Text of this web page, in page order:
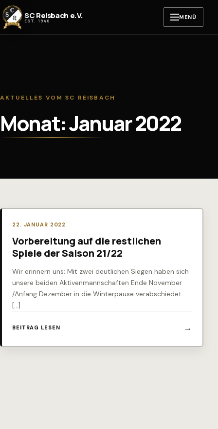
Zum Inhalt springen
SC Reisbach e.V.
EST. 1946 MENÜ
AKTUELLES VOM SC REISBACH
Monat: Januar 2022
22. JANUAR 2022
Vorbereitung auf die restlichen
Spiele der Saison 21/22
Wir erinnern uns: Mit zwei deutlichen Siegen haben sich
unsere beiden Aktivenmannschaften Ende November
/Anfang Dezember in die Winterpause verabschiedet:
[…]
BEITRAG LESEN